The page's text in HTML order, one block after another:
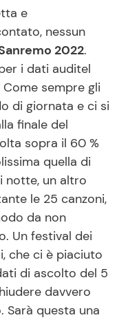
Facili e Veloci
Feste
per Bambini
e
nessun
2022.
i dati auditel
sempre gli
di giornata e ci si
finale del
sopra il 60 %
quella di
notte, un altro
le 25 canzoni,
da non
Un festival dei
che ci è piaciuto
di ascolto del 5
davvero
Sarà questa una